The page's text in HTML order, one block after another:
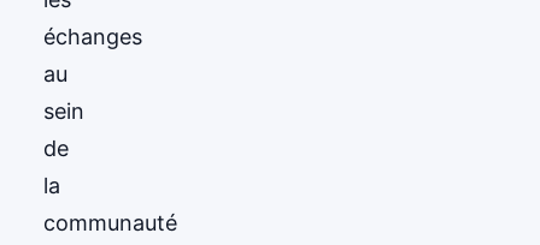
échanges
au
sein
de
la
communauté